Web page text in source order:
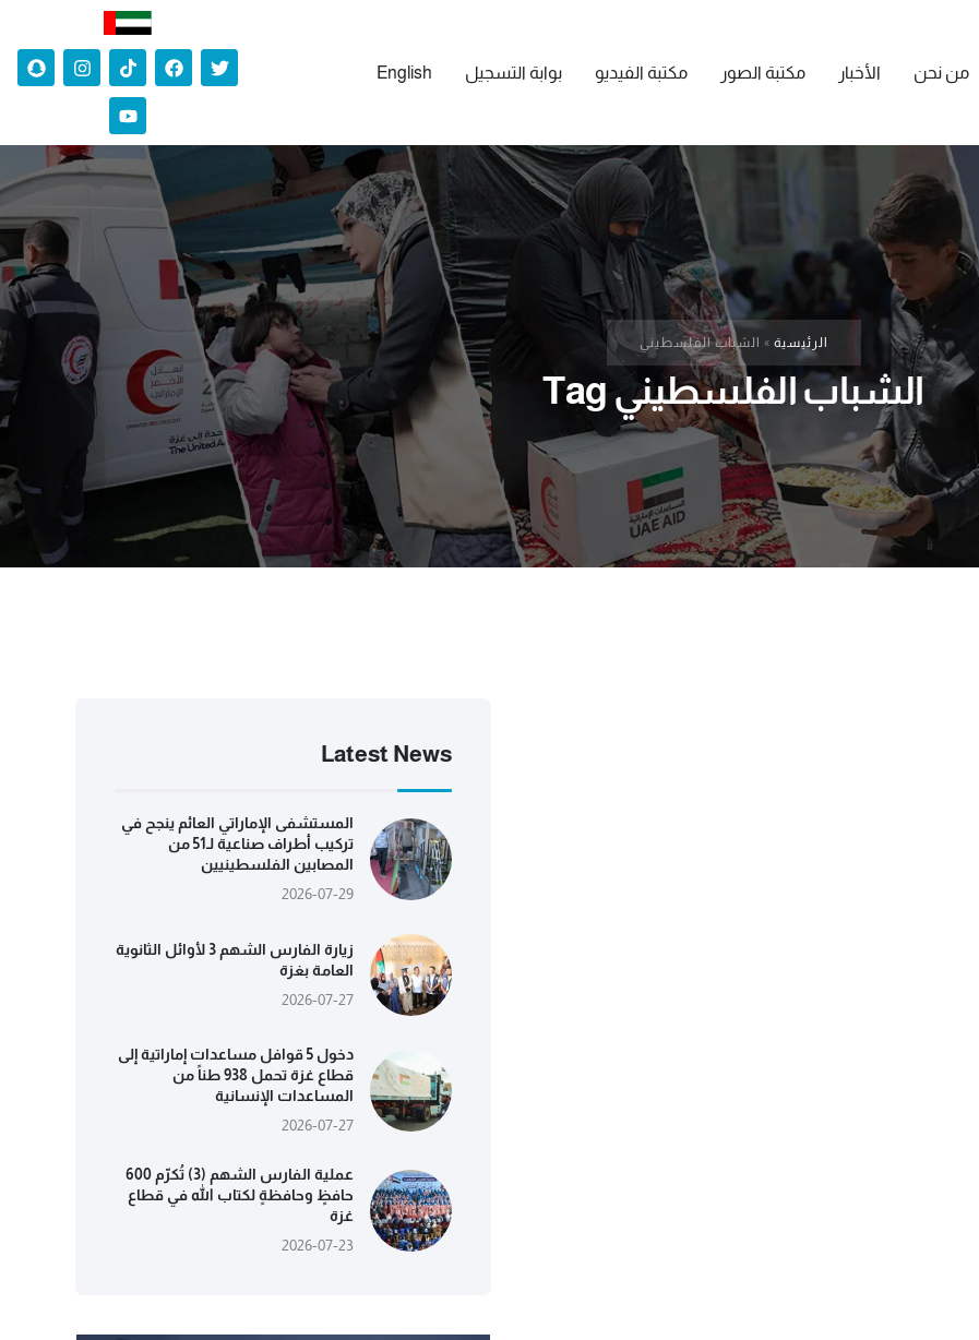
من نحن الأخبار مكتبة الصور مكتبة الفيديو بوابة التسجيل English
الرئيسية » الشباب الفلسطيني
الشباب الفلسطيني Tag
Latest News
المستشفى الإماراتي العائم ينجح في
تركيب أطراف صناعية لـ51 من
المصابين الفلسطينيين
2026-07-29
زيارة الفارس الشهم 3 لأوائل الثانوية
العامة بغزة
2026-07-27
دخول 5 قوافل مساعدات إماراتية إلى
قطاع غزة تحمل 938 طناً من
المساعدات الإنسانية
2026-07-27
عملية الفارس الشهم (3) تُكرّم 600
حافظٍ وحافظةٍ لكتاب الله في قطاع
غزة
2026-07-23